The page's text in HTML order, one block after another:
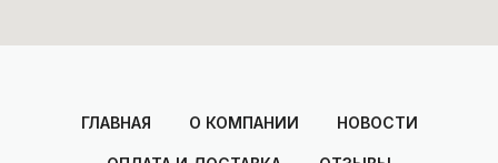
ГЛАВНАЯ О КОМПАНИИ НОВОСТИ